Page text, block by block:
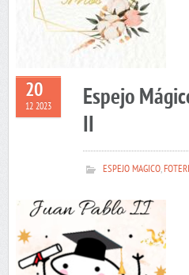
20
12 2023
Espejo
II
ESPEJO MAGICO,